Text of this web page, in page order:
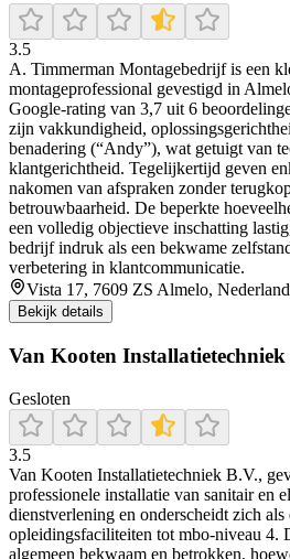
3.5
A. Timmerman Montagebedrijf is een
montageprofessional gevestigd in
Google-rating van 3,7 uit 6
zijn vakkundigheid,
benadering (“Andy”), wat getuigt van
klantgerichtheid. Tegelijkertijd geven
nakomen van afspraken zonder
betrouwbaarheid. De beperkte
een volledig objectieve inschatting
bedrijf indruk als een bekwame
verbetering in klantcommunicatie.
Vista 17, 7609 ZS Almelo, Nederland
Bekijk details
Van Kooten Installatietechniek
Gesloten
3.5
Van Kooten Installatietechniek B.V.,
professionele installatie van sanitair en
dienstverlening en onderscheidt zich
opleidingsfaciliteiten tot mbo-niveau 4.
algemeen bekwaam en betrokken,